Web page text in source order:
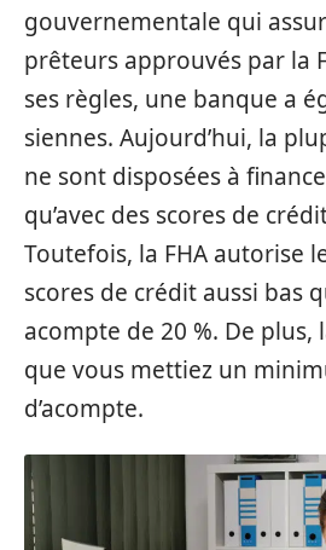
gouvernementale qui
prêteurs approuvés par la
ses règles, une banque a
siennes. Aujourd’hui, la
ne sont disposées à
qu’avec des scores de
Toutefois, la FHA autorise
scores de crédit aussi bas
acompte de 20 %. De plus,
que vous mettiez un
d’acompte.